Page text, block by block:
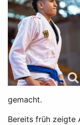
gemacht.
Bereits früh zeigte